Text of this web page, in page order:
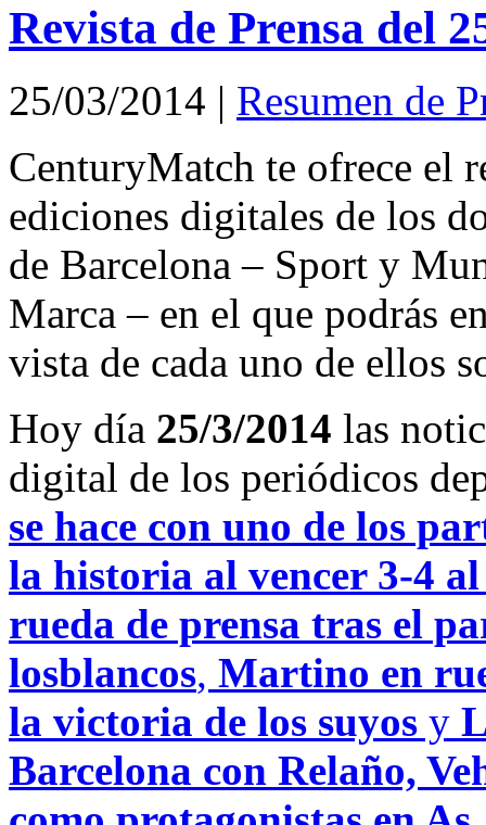
Revista de Prensa del
25/03/2014 | Resumen de
CenturyMatch te ofrece el
ediciones digitales de los
de Barcelona – Sport y
Marca – en el que podrás
vista de cada uno de ellos
Hoy día 25/3/2014 las
digital de los periódicos
se hace con uno de los
la historia al vencer 3-4
rueda de prensa tras el
losblancos, Martino en
la victoria de los suyos y
Barcelona con Relaño,